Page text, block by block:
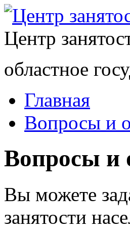
Центр
областное
Главная
Вопросы и
Вопросы и
Вы можете
занятости